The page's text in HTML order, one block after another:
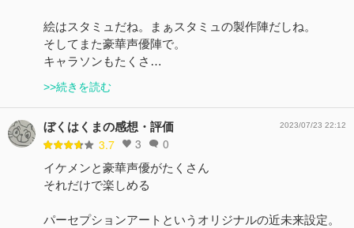
絵はスタミュだね。まぁスタミュの製作陣だしね。
そしてまた豪華声優陣で。
キャラソンもたくさ…
>>続きを読む
ぼくはくまの感想・評価
3.7 3 0
2023/07/23 22:12
イケメンと豪華声優がたくさん
それだけで楽しめる
パーセプションアートというオリジナルの近未来設定。